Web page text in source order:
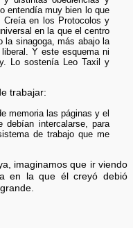
entendía muy bien lo que
Creía en los Protocolos y
en la que el centro
la sinagoga, más abajo la
Y este esquema ni
Lo sostenía Leo Taxil y
trabajar:
memoria las páginas y el
intercalarse, para
de trabajo que me
imaginamos que ir viendo
en la que él creyó debió